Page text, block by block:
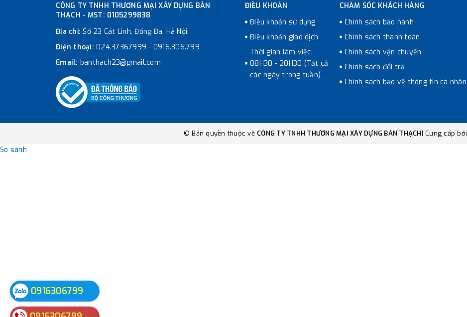
CÔNG TY TNHH THƯƠNG MẠI XÂY DỰNG BÀN
THẠCH - MST: 0105299838
Địa chỉ:Số 23 Cát Linh, Đống Đa, Hà Nội.
Điện thoại: 024.37367999 - 0916.306.799
Email: banthach23@gmail.com
ĐIỀU KHOẢN
Điều khoản sử dụng
Điều khoản giao dịch
Thời gian làm việc:
08H30 - 20H30 (Tất cả
các ngày trong tuần)
CHĂM SÓC KHÁCH HÀNG
Chính sách bảo hành
Chính sách thanh toán
Chính sách vận chuyển
Chính sách đổi trả
Chính sách bảo vệ thông tin cá nhân
© Bản quyền thuộc về CÔNG TY TNHH THƯƠNG MẠI XÂY DỰNG BÀN THẠCH| Cung cấp bởi
0916306799
So sánh